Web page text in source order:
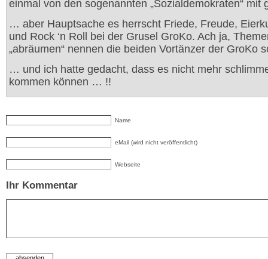
einmal von den sogenannten „Sozialdemokraten“ mit
… aber Hauptsache es herrscht Friede, Freude,
und Rock ‘n Roll bei der Grusel GroKo. Ach ja,
„abräumen“ nennen die beiden Vortänzer der GroKo
… und ich hatte gedacht, dass es nicht mehr
kommen können … !!
Name
eMail (wird nicht veröffentlicht)
Webseite
Ihr Kommentar